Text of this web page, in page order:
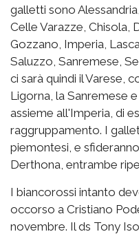
galletti sono
Celle Varazze, Chisola,
Gozzano, Imperia,
Saluzzo, Sanremese,
ci sarà quindi il Varese,
Ligorna, la Sanremese
assieme all'Imperia, di
raggruppamento. I
piemontesi, e
Derthona, entrambe
I biancorossi intanto
occorso a Cristiano
novembre. Il ds Tony